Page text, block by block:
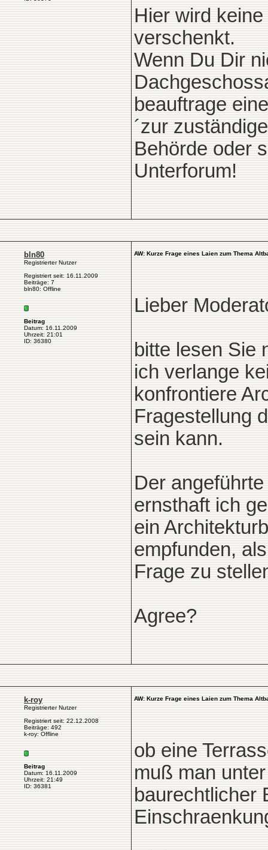
Hier wird
verschenkt.
Wenn Du Dir
beauftrage
´zur
Behörde oder
Unterforum!
bln80
Registrierter Nutzer
Registriert seit: 16.11.2009
Beiträge: 7
bln80: Offline
Beitrag
Datum: 16.11.2009
Uhrzeit: 21:01
ID: 36380
AW: Kurze Frage eines Laien zum Thema
Lieber
bitte lesen Sie
ich verlange
konfrontiere
Fragestellung
sein kann.
Der
ernsthaft ich
ein
empfunden,
Frage zu
Agree?
k-roy
Registrierter Nutzer
Registriert seit: 22.12.2008
Beiträge: 492
k-roy: Offline
Beitrag
Datum: 16.11.2009
Uhrzeit: 21:49
ID: 36381
AW: Kurze Frage eines Laien zum Thema
ob eine
muß man
baurechtlicher